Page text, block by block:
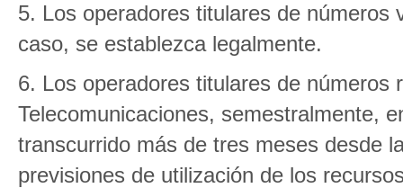
5. Los operadores titulares de números
caso, se establezca legalmente.
6. Los operadores titulares de
Telecomunicaciones, semestralmente,
transcurrido más de tres meses desde
previsiones de utilización de los